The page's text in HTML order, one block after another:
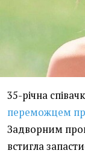
35-річна
переможцем
Задворним
встигла